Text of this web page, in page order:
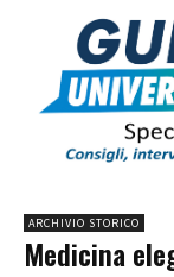
ARCHIVIO STORICO
Medicina